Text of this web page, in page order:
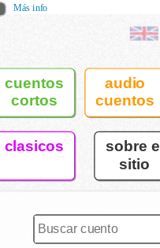
cuentos
cortos
audio
cuentos
clasicos
sobre el
sitio
Más info